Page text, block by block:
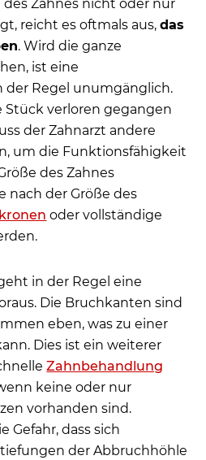
Zahnes nicht oder nur
reicht es oftmals aus,das
. Wird die ganze
ist eine
der Regel unumgänglich.
Stück verloren gegangen
der Zahnarzt andere
um die Funktionsfähigkeit
des Zahnes
nach der Größe des
oder vollständige
in der Regel eine
Die Bruchkanten sind
eben, was zu einer
Dies ist ein weiterer
Zahnbehandlung
keine oder nur
vorhanden sind.
Gefahr, dass sich
der Abbruchhöhle